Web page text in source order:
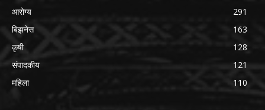
आरोग्य
291
बिझनेस
163
कृषी
128
संपादकीय
121
महिला
110